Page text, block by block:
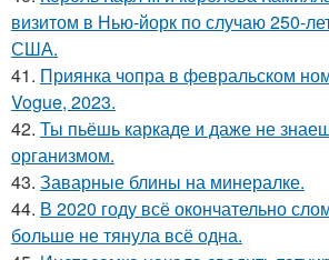
визитом в Нью-йорк по случаю 250-
США.
41. Приянка чопра в февральском
Vogue, 2023.
42. Ты пьёшь каркаде и даже не
организмом.
43. Заварные блины на минералке.
44. В 2020 году всё окончательно
больше не тянула всё одна.